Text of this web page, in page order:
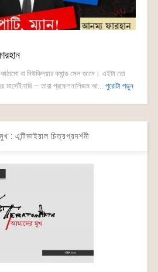
কাঠামো বা নিউক্লিয়ার কমান্ড সেল জানে। এইটা তো
মার্সেইনারি — তারা প্রফেশনালিজম আ... পুরোটা পড়ুন
: এন্টিভাইরাল চিত্রপ্রদর্শনী